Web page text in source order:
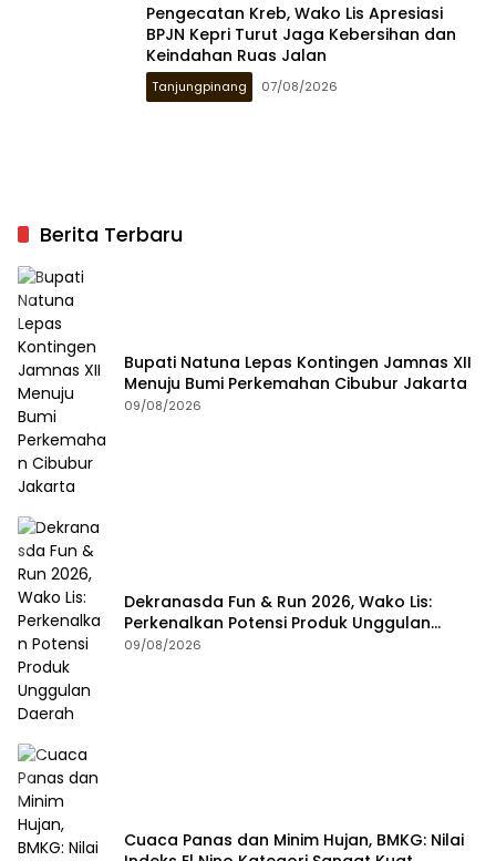
Pengecatan Kreb, Wako Lis Apresiasi
BPJN Kepri Turut Jaga Kebersihan dan
Keindahan Ruas Jalan
Tanjungpinang 07/08/2026
Berita Terbaru
Bupati Natuna Lepas Kontingen Jamnas XII
Menuju Bumi Perkemahan Cibubur Jakarta
09/08/2026
Dekranasda Fun & Run 2026, Wako Lis:
Perkenalkan Potensi Produk Unggulan
Daerah
09/08/2026
Cuaca Panas dan Minim Hujan, BMKG: Nilai